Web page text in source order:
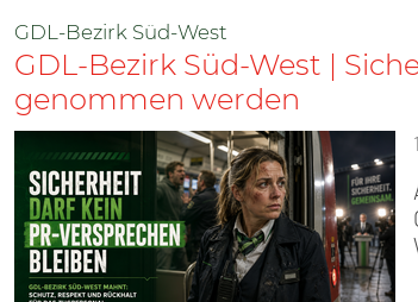
GDL-Bezirk Süd-West
GDL-Bezirk Süd-West |
genommen werden